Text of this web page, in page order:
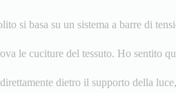
si basa su un sistema a barre di
le cuciture del tessuto. Ho sentito
dietro il supporto della